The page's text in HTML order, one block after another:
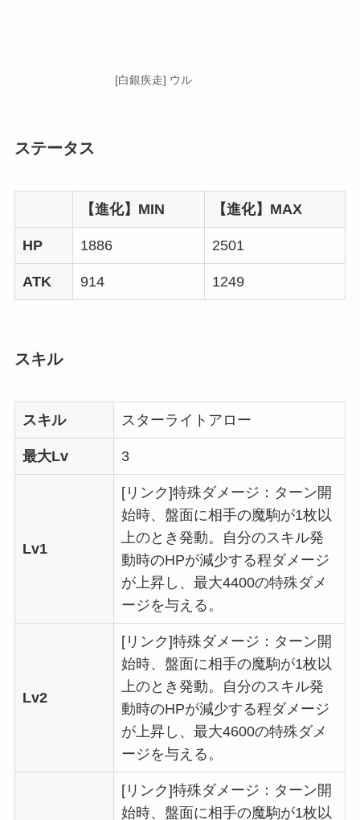
[白銀疾走] ウル
ステータス
【進化】MIN 【進化】MAX
HP 1886 2501
ATK 914 1249
スキル
スキル スターライトアロー
最大Lv 3
Lv1
[リンク]特殊ダメージ：ターン開
始時、盤面に相手の魔駒が1枚以
上のとき発動。自分のスキル発
動時のHPが減少する程ダメージ
が上昇し、最大4400の特殊ダメ
ージを与える。
Lv2
[リンク]特殊ダメージ：ターン開
始時、盤面に相手の魔駒が1枚以
上のとき発動。自分のスキル発
動時のHPが減少する程ダメージ
が上昇し、最大4600の特殊ダメ
ージを与える。
[リンク]特殊ダメージ：ターン開
始時、盤面に相手の魔駒が1枚以